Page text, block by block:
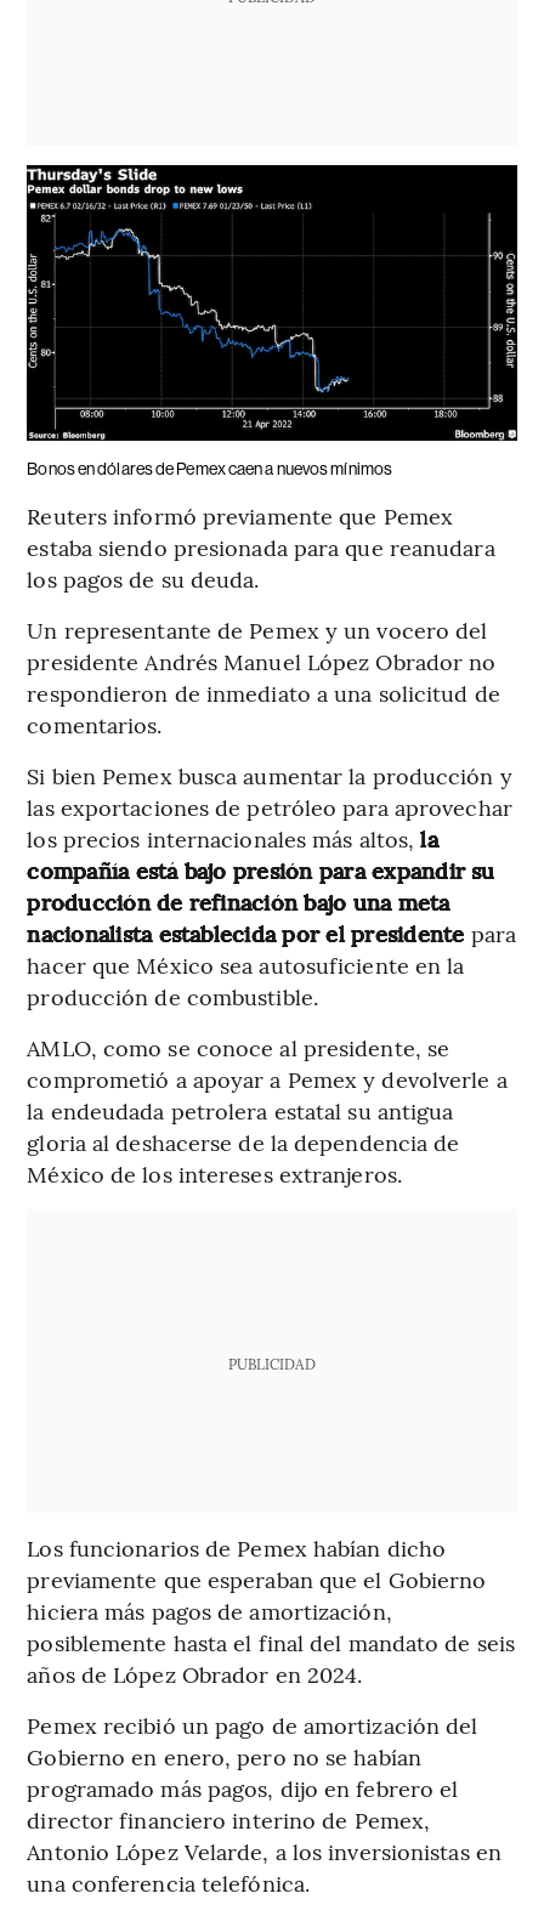
Bonos en dólares de Pemex caen a nuevos mínimos
Reuters informó previamente que Pemex
estaba siendo presionada para que reanudara
los pagos de su deuda.
Un representante de Pemex y un vocero del
presidente Andrés Manuel López Obrador no
respondieron de inmediato a una solicitud de
comentarios.
Si bien Pemex busca aumentar la producción y
las exportaciones de petróleo para aprovechar
los precios internacionales más altos,la
compañía está bajo presión para expandir su
producción de refinación bajo una meta
nacionalista establecida por el presidente para
hacer que México sea autosuficiente en la
producción de combustible.
AMLO, como se conoce al presidente, se
comprometió a apoyar a Pemex y devolverle a
la endeudada petrolera estatal su antigua
gloria al deshacerse de la dependencia de
México de los intereses extranjeros.
PUBLICIDAD
Los funcionarios de Pemex habían dicho
previamente que esperaban que el Gobierno
hiciera más pagos de amortización,
posiblemente hasta el final del mandato de seis
años de López Obrador en 2024.
Pemex recibió un pago de amortización del
Gobierno en enero, pero no se habían
programado más pagos, dijo en febrero el
director financiero interino de Pemex,
Antonio López Velarde, a los inversionistas en
una conferencia telefónica.